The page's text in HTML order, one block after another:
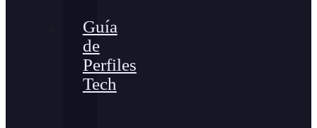
Guía
de
Perfiles
Tech